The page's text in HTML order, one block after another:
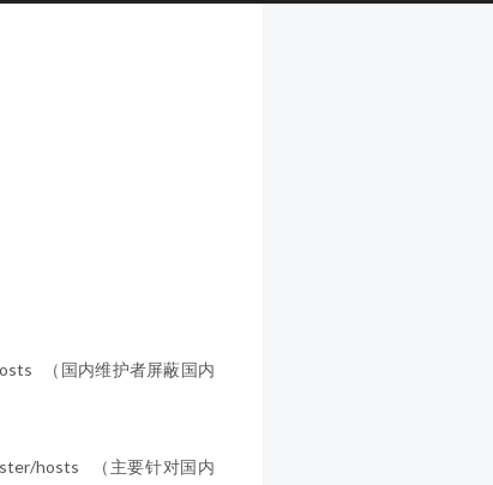
（国内维护者屏蔽国内
hosts （主要针对国内